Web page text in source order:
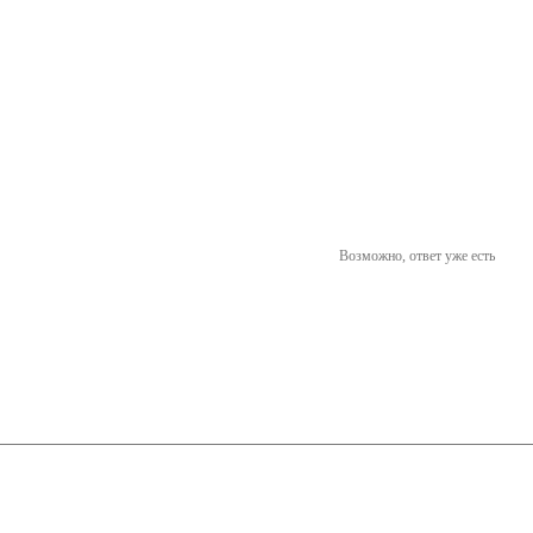
Возможно, ответ уже есть